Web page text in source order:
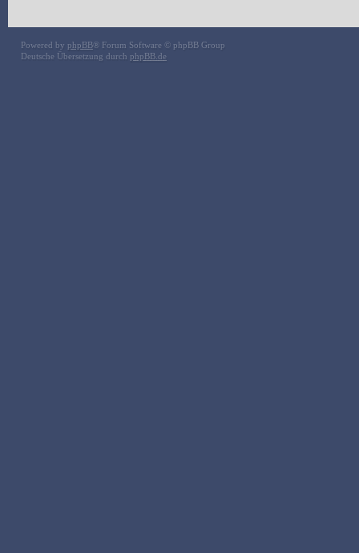
Powered by phpBB® Forum Software © phpBB Group
Deutsche Übersetzung durch phpBB.de